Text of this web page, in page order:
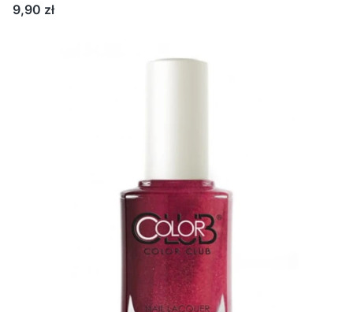
Cena
9,90 zł